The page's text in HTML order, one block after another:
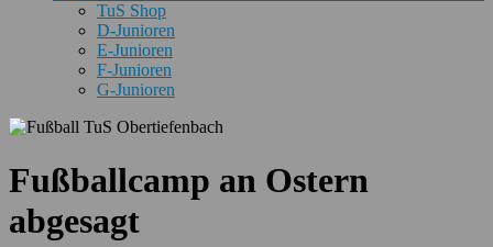
TuS Shop
D-Junioren
E-Junioren
F-Junioren
G-Junioren
Fußballcamp an Ostern
abgesagt